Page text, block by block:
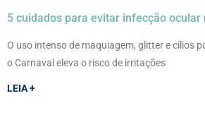
5 cuidados para evitar infecção ocular
O uso intenso de maquiagem, glitter e cílios
o Carnaval eleva o risco de irritações
LEIA +